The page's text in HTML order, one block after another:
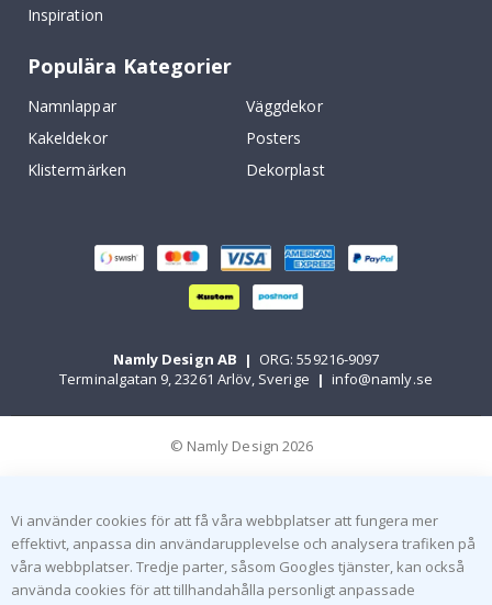
Inspiration
Populära Kategorier
Namnlappar
Väggdekor
Kakeldekor
Posters
Klistermärken
Dekorplast
Namly Design AB | ORG: 559216-9097
Terminalgatan 9, 23261 Arlöv, Sverige | info@namly.se
© Namly Design 2026
Vi använder cookies för att få våra webbplatser att fungera mer
effektivt, anpassa din användarupplevelse och analysera trafiken på
våra webbplatser. Tredje parter, såsom Googles tjänster, kan också
använda cookies för att tillhandahålla personligt anpassade